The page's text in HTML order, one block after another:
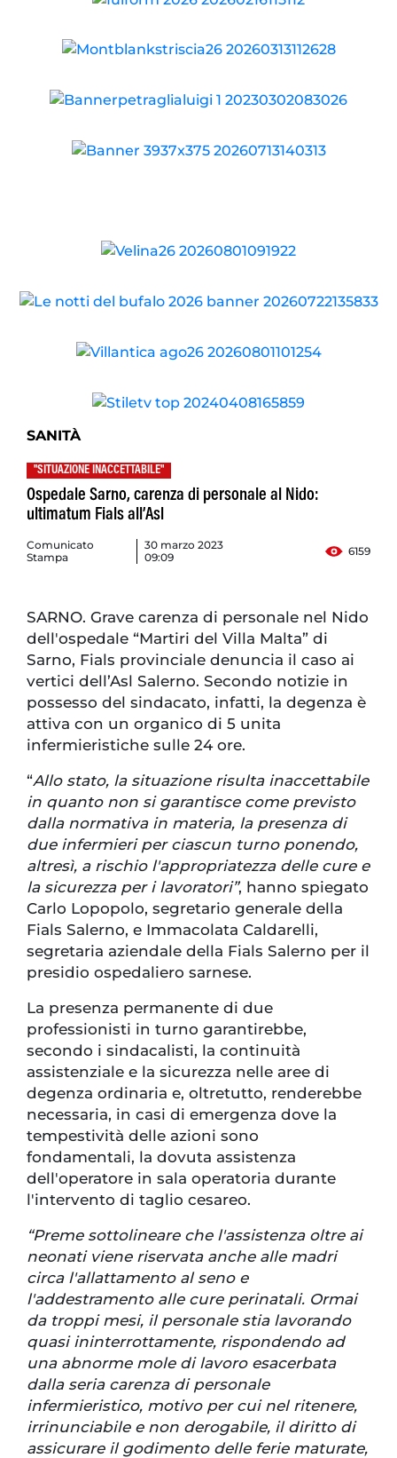
SANITÀ
"SITUAZIONE INACCETTABILE"
Ospedale Sarno, carenza di personale al Nido:
ultimatum Fials all’Asl
Comunicato
Stampa
30 marzo 2023
09:09
6159
SARNO. Grave carenza di personale nel Nido
dell'ospedale “Martiri del Villa Malta” di
Sarno, Fials provinciale denuncia il caso ai
vertici dell’Asl Salerno. Secondo notizie in
possesso del sindacato, infatti, la degenza è
attiva con un organico di 5 unita
infermieristiche sulle 24 ore.
“Allo stato, la situazione risulta inaccettabile
in quanto non si garantisce come previsto
dalla normativa in materia, la presenza di
due infermieri per ciascun turno ponendo,
altresì, a rischio l'appropriatezza delle cure e
la sicurezza per i lavoratori”, hanno spiegato
Carlo Lopopolo, segretario generale della
Fials Salerno, e Immacolata Caldarelli,
segretaria aziendale della Fials Salerno per il
presidio ospedaliero sarnese.
La presenza permanente di due
professionisti in turno garantirebbe,
secondo i sindacalisti, la continuità
assistenziale e la sicurezza nelle aree di
degenza ordinaria e, oltretutto, renderebbe
necessaria, in casi di emergenza dove la
tempestività delle azioni sono
fondamentali, la dovuta assistenza
dell'operatore in sala operatoria durante
l'intervento di taglio cesareo.
“Preme sottolineare che l'assistenza oltre ai
neonati viene riservata anche alle madri
circa l'allattamento al seno e
l'addestramento alle cure perinatali. Ormai
da troppi mesi, il personale stia lavorando
quasi ininterrottamente, rispondendo ad
una abnorme mole di lavoro esacerbata
dalla seria carenza di personale
infermieristico, motivo per cui nel ritenere,
irrinunciabile e non derogabile, il diritto di
assicurare il godimento delle ferie maturate,